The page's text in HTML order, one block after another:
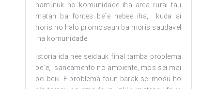
hamutuk ho komunidade iha area rural tau
matan ba fontes be`e nebee iha, kuda ai
horis no halo promosaun ba moris saudavel
iha komunidade.
Istoria ida nee seidauk final tamba problema
be`e, saneamento no ambiente, mos sei mai
bei beik. E problema foun barak sei mosu ho